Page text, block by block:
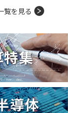
覧を見る